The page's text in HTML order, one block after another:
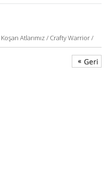
Koşan Atlarımız / Crafty Warrior /